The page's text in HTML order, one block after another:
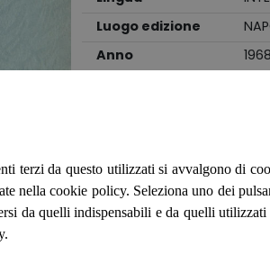
Luogo edizione
Anno
1968
Appunti di lezioni per l'
Brossura in cartoncino
francese. Numero Pagine
terzi da questo utilizzati si avvalgono di
nella cookie policy. Seleziona uno dei
da quelli indispensabili e da quelli